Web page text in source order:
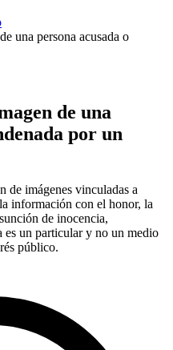
una persona acusada o
de una
por un
de imágenes vinculadas a
información con el honor, la
de inocencia,
es un particular y no un medio
público.